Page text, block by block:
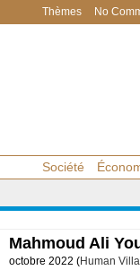
Thèmes No
Société
Mahmoud Ali
octobre 2022 (Human